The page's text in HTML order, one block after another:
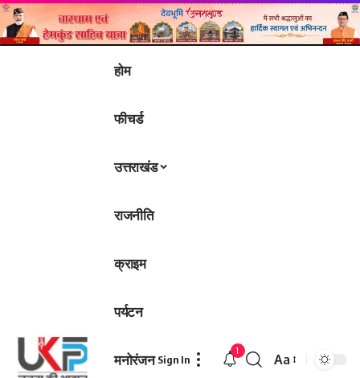
होम
फीचर्ड
उत्तराखंड
राजनीति
क्राइम
पर्यटन
मनोरंजन Sign In
1
Font
Aa